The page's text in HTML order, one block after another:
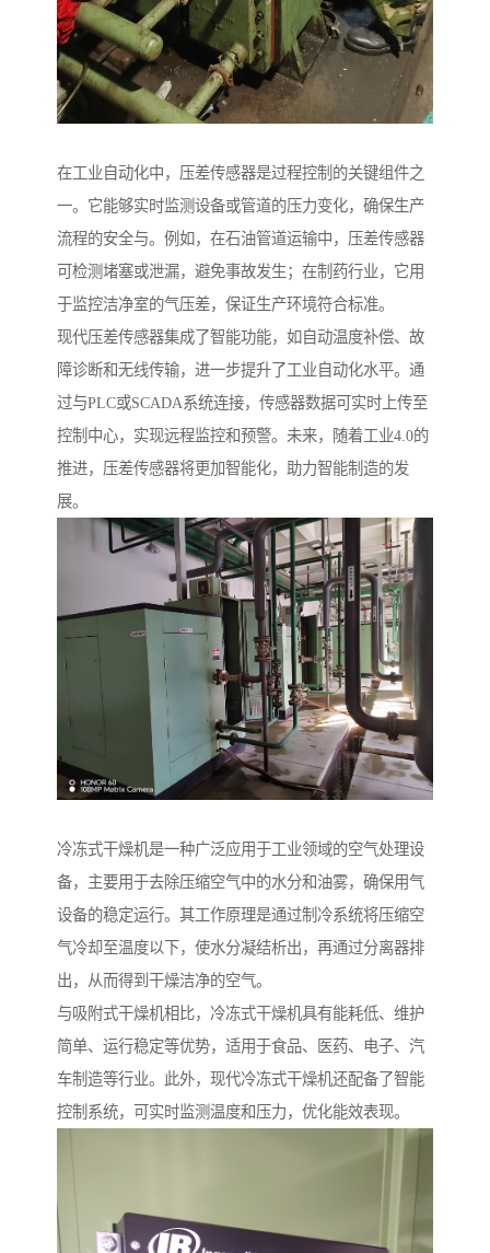
在工业自动化中，压差传感器是过程控制的关键组件之
一。它能够实时监测设备或管道的压力变化，确保生产
流程的安全与。例如，在石油管道运输中，压差传感器
可检测堵塞或泄漏，避免事故发生；在制药行业，它用
于监控洁净室的气压差，保证生产环境符合标准。
现代压差传感器集成了智能功能，如自动温度补偿、故
障诊断和无线传输，进一步提升了工业自动化水平。通
过与PLC或SCADA系统连接，传感器数据可实时上传至
控制中心，实现远程监控和预警。未来，随着工业4.0的
推进，压差传感器将更加智能化，助力智能制造的发
展。
冷冻式干燥机是一种广泛应用于工业领域的空气处理设
备，主要用于去除压缩空气中的水分和油雾，确保用气
设备的稳定运行。其工作原理是通过制冷系统将压缩空
气冷却至温度以下，使水分凝结析出，再通过分离器排
出，从而得到干燥洁净的空气。
与吸附式干燥机相比，冷冻式干燥机具有能耗低、维护
简单、运行稳定等优势，适用于食品、医药、电子、汽
车制造等行业。此外，现代冷冻式干燥机还配备了智能
控制系统，可实时监测温度和压力，优化能效表现。